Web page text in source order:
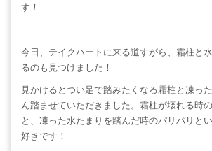
す！
今日、テイクハートに来る道すがら、霜柱と
るのも見つけました！
見かけるとつい足で踏みたくなる霜柱と凍っ
ん踏ませていただきました。霜柱が壊れる時
と、凍った水たまりを踏んだ時のパリパリと
好きです！